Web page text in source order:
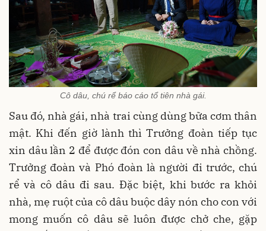
Cô dâu, chú rể báo cáo tổ tiên nhà gái.
Sau đó, nhà gái, nhà trai cùng dùng bữa cơm thân
mật. Khi đến giờ lành thì Trưởng đoàn tiếp tục
xin dâu lần 2 để được đón con dâu về nhà chồng.
Trưởng đoàn và Phó đoàn là người đi trước, chú
rể và cô dâu đi sau. Đặc biệt, khi bước ra khỏi
nhà, mẹ ruột của cô dâu buộc dây nón cho con với
mong muốn cô dâu sẽ luôn được chở che, gặp